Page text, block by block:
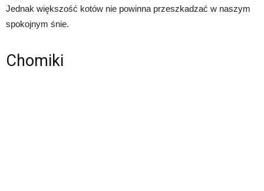
Jednak większość kotów nie powinna przeszkadzać w naszym
spokojnym śnie.
Chomiki